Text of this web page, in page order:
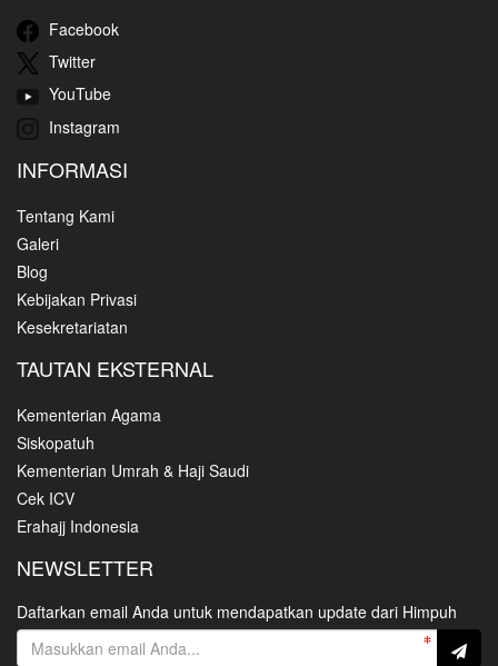
Facebook
Twitter
YouTube
Instagram
INFORMASI
Tentang Kami
Galeri
Blog
Kebijakan Privasi
Kesekretariatan
TAUTAN EKSTERNAL
Kementerian Agama
Siskopatuh
Kementerian Umrah & Haji Saudi
Cek ICV
Erahajj Indonesia
NEWSLETTER
Daftarkan email Anda untuk mendapatkan update dari Himpuh